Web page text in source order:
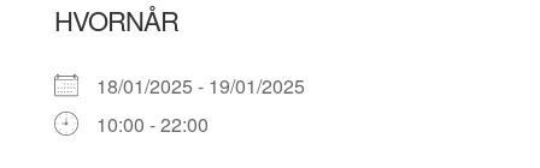
HVORNÅR
18/01/2025 - 19/01/2025
10:00 - 22:00